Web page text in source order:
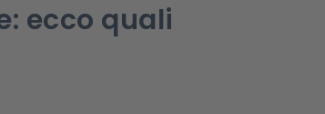
ecco quali